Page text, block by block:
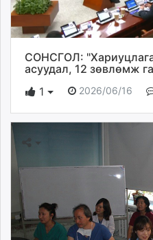
СОНСГОЛ:
асуудал, 12 зөвлөмж
1
2026/06/16